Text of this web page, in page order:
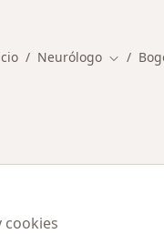
Neurólogo
cookies